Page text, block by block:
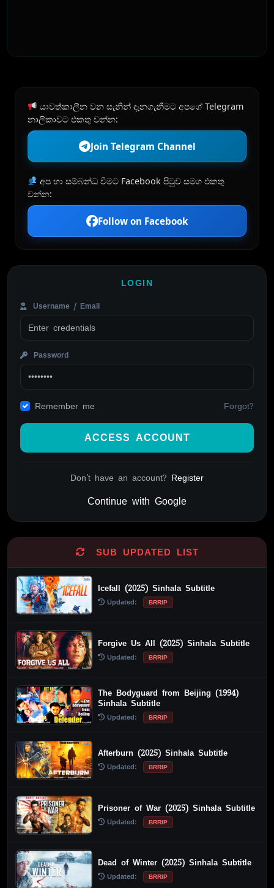
යාවත්කාලීන වන සැනින් දැනගැනීමට අපගේ Telegram
නාලිකාවට එකතු වන්න:
Join Telegram Channel
අප හා සම්බන්ධ වීමට Facebook පිටුව සමග එකතු
වන්න:
Follow on Facebook
LOGIN
Username / Email
Password
Remember me Forgot?
ACCESS ACCOUNT
Don't have an account? Register
Continue with Google
SUB UPDATED LIST
Icefall (2025) Sinhala Subtitle
Updated: BRRIP
Forgive Us All (2025) Sinhala Subtitle
Updated: BRRIP
The Bodyguard from Beijing (1994)
Sinhala Subtitle
Updated: BRRIP
Afterburn (2025) Sinhala Subtitle
Updated: BRRIP
Prisoner of War (2025) Sinhala Subtitle
Updated: BRRIP
Dead of Winter (2025) Sinhala Subtitle
Updated: BRRIP